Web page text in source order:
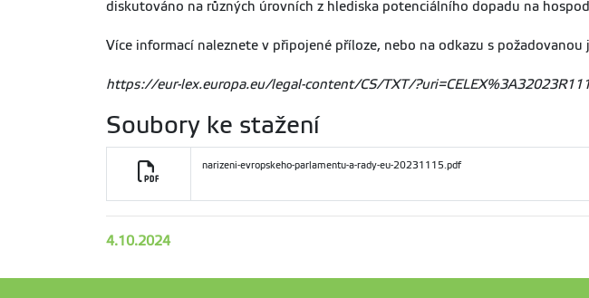
diskutováno na různých úrovních z hlediska potenciálního dopadu na
Více informací naleznete v připojené příloze, nebo na odkazu s požadovanou
https://eur-lex.europa.eu/legal-content/CS/TXT/
Soubory ke stažení
narizeni-evropskeho-parlamentu-a-rady-eu-20231115.pdf
4.10.2024